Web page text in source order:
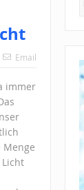
Email
immer